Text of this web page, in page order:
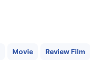
Movie Review Film